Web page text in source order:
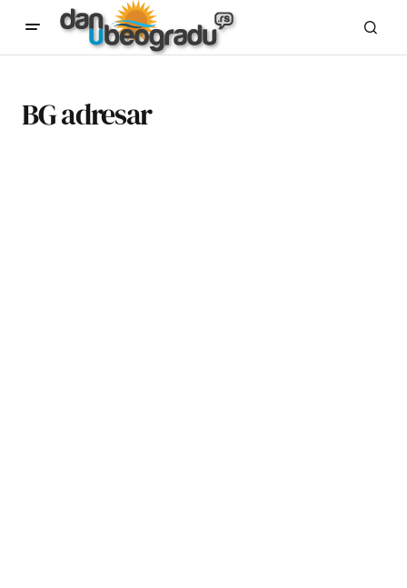
BG adresar